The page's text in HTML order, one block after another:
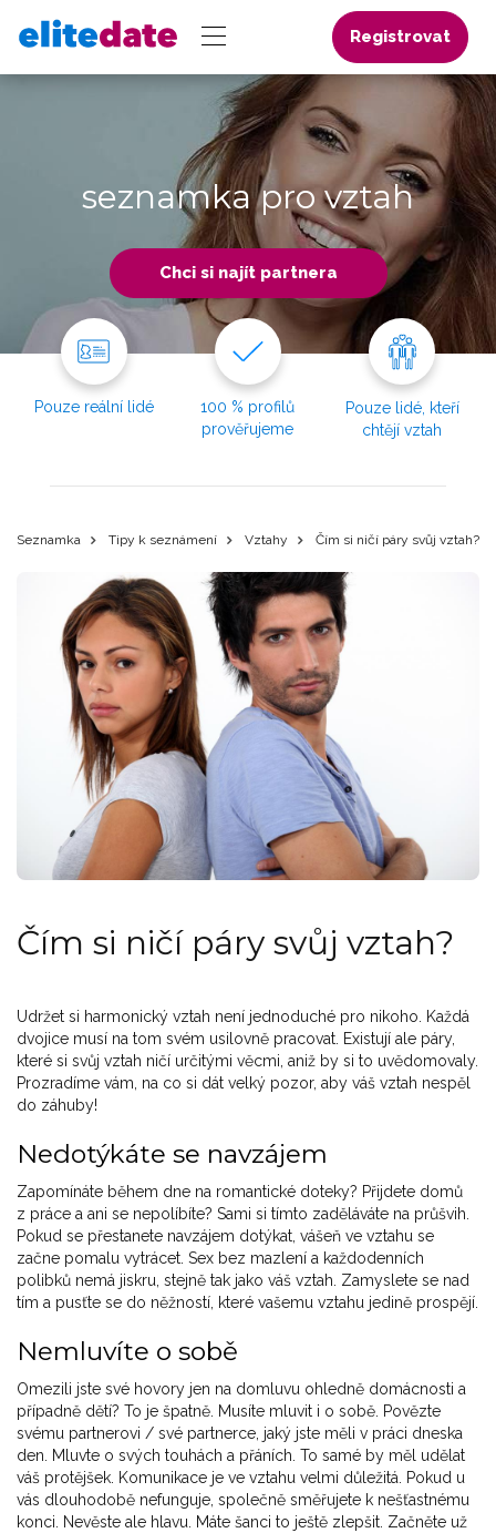
Registrovat
seznamka pro vztah
Chci si najít partnera
Pouze reální lidé
100 % profilů
prověřujeme
Pouze lidé, kteří
chtějí vztah
Seznamka Tipy k seznámení Vztahy Čím si ničí páry svůj vztah?
Čím si ničí páry svůj vztah?
Udržet si harmonický vztah není jednoduché pro nikoho. Každá
dvojice musí na tom svém usilovně pracovat. Existují ale páry,
které si svůj vztah ničí určitými věcmi, aniž by si to uvědomovaly.
Prozradíme vám, na co si dát velký pozor, aby váš vztah nespěl
do záhuby!
Nedotýkáte se navzájem
Zapomínáte během dne na romantické doteky? Přijdete domů
z práce a ani se nepolíbíte? Sami si tímto zaděláváte na průšvih.
Pokud se přestanete navzájem dotýkat, vášeň ve vztahu se
začne pomalu vytrácet. Sex bez mazlení a každodenních
polibků nemá jiskru, stejně tak jako váš vztah. Zamyslete se nad
tím a pusťte se do něžností, které vašemu vztahu jedině prospějí.
Nemluvíte o sobě
Omezili jste své hovory jen na domluvu ohledně domácnosti a
případně dětí? To je špatně. Musíte mluvit i o sobě. Povězte
svému partnerovi / své partnerce, jaký jste měli v práci dneska
den. Mluvte o svých touhách a přáních. To samé by měl udělat
váš protějšek. Komunikace je ve vztahu velmi důležitá. Pokud u
vás dlouhodobě nefunguje, společně směřujete k nešťastnému
konci. Nevěste ale hlavu. Máte šanci to ještě zlepšit. Začněte už